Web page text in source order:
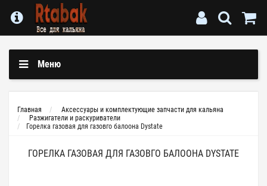
Меню
Главная
Аксессуары и комплектующие запчасти для кальяна
Разжигатели и раскуриватели
Горелка газовая для газовго балоона Dystate
ГОРЕЛКА ГАЗОВАЯ ДЛЯ ГАЗОВГО БАЛООНА DYSTATE